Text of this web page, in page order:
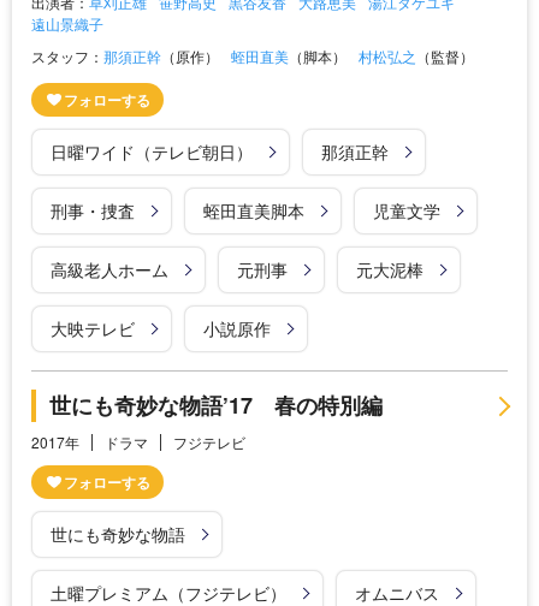
遠山景織子
スタッフ： 那須正幹 （原作） 蛭田直美 （脚本） 村松弘之 （監督）
日曜ワイド（テレビ朝日） 那須正幹
刑事・捜査 蛭田直美脚本 児童文学
高級老人ホーム 元刑事 元大泥棒
大映テレビ 小説原作
世にも奇妙な物語’17 春の特別編
2017年 ドラマ フジテレビ
世にも奇妙な物語
土曜プレミアム（フジテレビ） オムニバス